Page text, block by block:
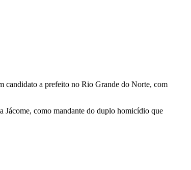
candidato a prefeito no Rio Grande do Norte, com
Jácome, como mandante do duplo homicídio que